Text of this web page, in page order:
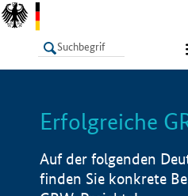
LISTE
Erfolgreiche
Auf der folgenden
finden Sie konkrete